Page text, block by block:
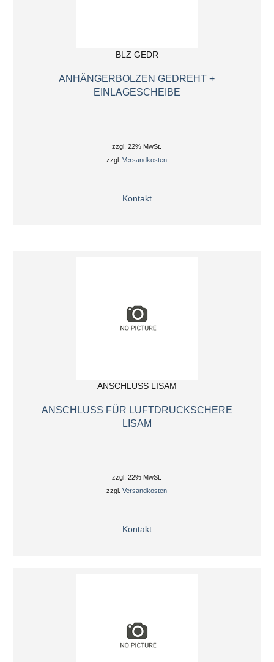
BLZ GEDR
ANHÄNGERBOLZEN GEDREHT +
EINLAGESCHEIBE
zzgl. 22% MwSt.
zzgl.Versandkosten
Kontakt
ANSCHLUSS LISAM
ANSCHLUSS FÜR LUFTDRUCKSCHERE
LISAM
zzgl. 22% MwSt.
zzgl.Versandkosten
Kontakt